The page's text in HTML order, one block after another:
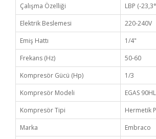
Çalışma Özelliği
LBP (-
Elektrik Beslemesi
220-240V
Emiş Hattı
1/4"
Frekans (Hz)
50-60
Kompresör Gücü (Hp)
1/3
Kompresör Modeli
EGAS
Kompresör Tipi
Hermetik
Marka
Embraco